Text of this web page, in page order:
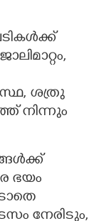
ശത്രു
നിന്നും
ഭയം
നേരിടും,